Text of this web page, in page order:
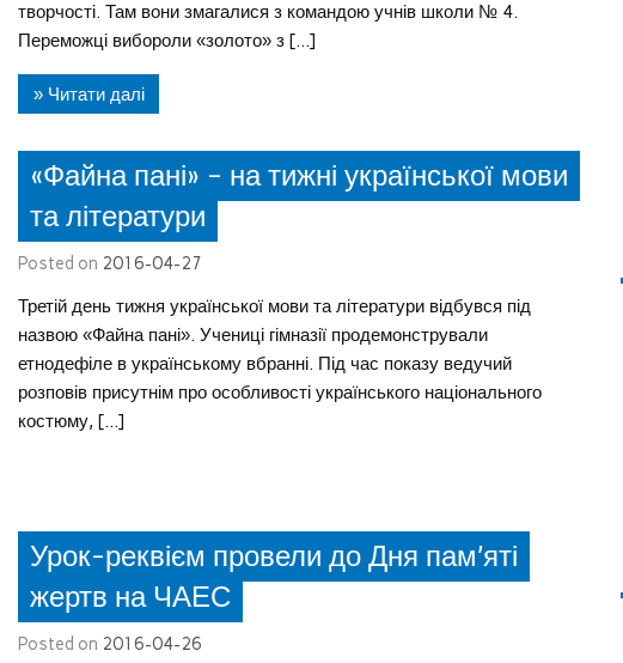
творчості. Там вони змагалися з командою учнів школи № 4.
Переможці вибороли «золото» з […]
» Читати далі
«Файна пані» – на тижні української мови
та літератури
Posted on 2016-04-27
Третій день тижня української мови та літератури відбувся під
назвою «Файна пані». Учениці гімназії продемонстрували
етнодефіле в українському вбранні. Під час показу ведучий
розповів присутнім про особливості українського національного
костюму, […]
Урок-реквієм провели до Дня пам’яті
жертв на ЧАЕС
Posted on 2016-04-26